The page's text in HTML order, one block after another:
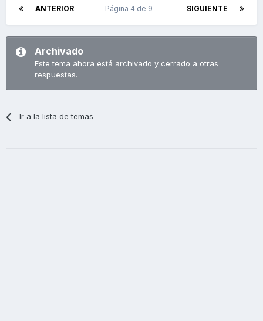
relacionados con el tema. Es una temática que no para de
evolucionar y siempre para dar respuesta a un instinto muy
primitivo en el ser humano: el de querer volar.
ANTERIOR SIGUIENTE
Página 4 de 9
Archivado
Este tema ahora está archivado y cerrado a otras
respuestas.
Ir a la lista de temas